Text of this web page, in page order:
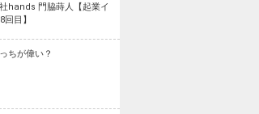
hands 門脇蒔人【起業イ
目】
ちが偉い？